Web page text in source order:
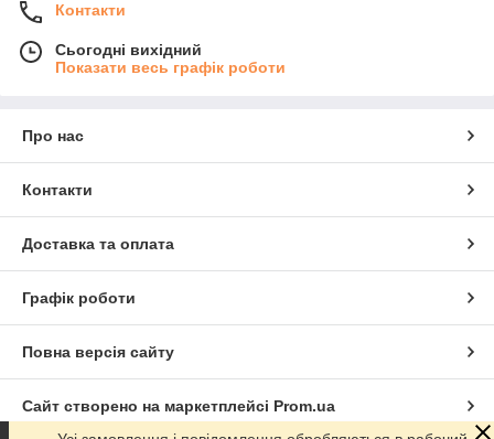
Контакти
Сьогодні вихідний
Показати весь графік роботи
Про нас
Контакти
Доставка та оплата
Графік роботи
Повна версія сайту
Сайт створено на маркетплейсі Prom.ua